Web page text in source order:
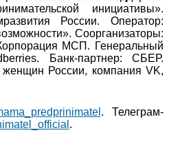
инициативы».
России. Оператор:
Соорганизаторы:
МСП. Генеральный
Банк-партнер: СБЕР.
России, компания VK,
. Телеграм-
.